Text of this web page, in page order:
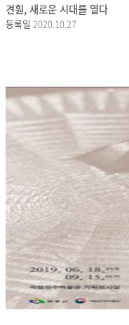
견훤, 새로운 시대를 열다
등록일 2020.10.27